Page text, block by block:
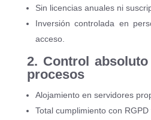
Sin licencias anuales ni
Inversión controlada en
acceso.
2. Control
procesos
Alojamiento en servidores
Total cumplimiento con